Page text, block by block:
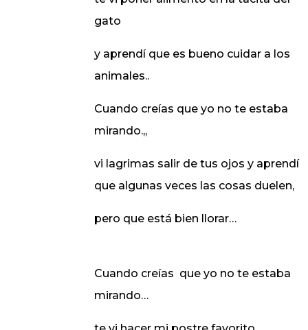
gato
y aprendí que es bueno cuidar a los
animales..
Cuando creías que yo no te estaba
mirando.,,
vi lagrimas salir de tus ojos y aprendí
que algunas veces las cosas duelen,
pero que está bien llorar…
Cuando creías que yo no te estaba
mirando…